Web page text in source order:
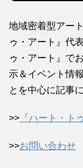
地域密着型アー
ゥ・アート』代
ゥ・アート』で
示＆イベント情
とを中心に記事
>> 『ハート・ト
>>お問い合わせ